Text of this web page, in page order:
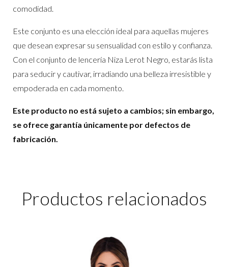
comodidad.
Este conjunto es una elección ideal para aquellas mujeres
que desean expresar su sensualidad con estilo y confianza.
Con el conjunto de lencería Niza Lerot Negro, estarás lista
para seducir y cautivar, irradiando una belleza irresistible y
empoderada en cada momento.
Este producto no está sujeto a cambios; sin embargo,
se ofrece garantía únicamente por defectos de
fabricación.
Productos relacionados